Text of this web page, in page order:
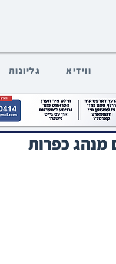
ווידיא גליונות
מנהג כפרות